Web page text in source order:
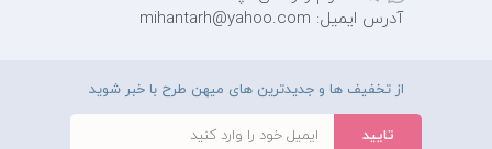
آدرس ایمیل: mihantarh@yahoo.com
از تخفیف ها و جدیدترین های میهن طرح با خبر شوید